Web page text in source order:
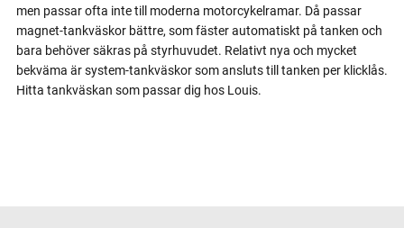
men passar ofta inte till moderna motorcykelramar. Då passar
magnet-tankväskor bättre, som fäster automatiskt på tanken och
bara behöver säkras på styrhuvudet. Relativt nya och mycket
bekväma är system-tankväskor som ansluts till tanken per klicklås.
Hitta tankväskan som passar dig hos Louis.